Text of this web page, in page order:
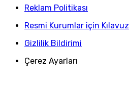
Reklam Politikası
Resmi Kurumlar için Kılavuz
Gizlilik Bildirimi
Çerez Ayarları